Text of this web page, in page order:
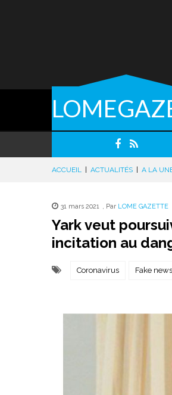
ACCUEIL ACTUALITÉS A LA
31 mars 2021 , Par LOME GAZETTE
Yark veut
incitation au
Coronavirus Fake news